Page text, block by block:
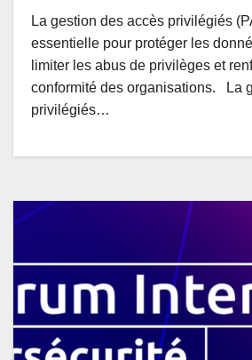
La gestion des accès privilégiés
essentielle pour protéger les
limiter les abus de privilèges et
conformité des organisations. La
privilégiés…